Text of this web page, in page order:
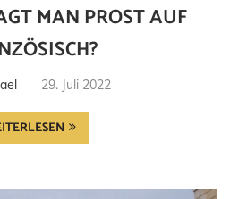
MAN PROST AUF
29. Juli 2022